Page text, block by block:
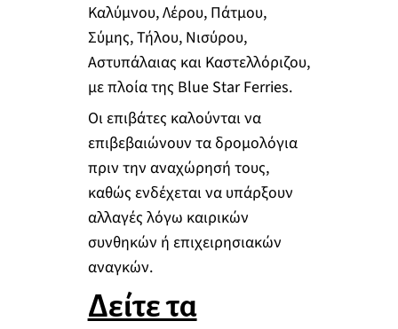
Καλύμνου, Λέρου, Πάτμου,
Σύμης, Τήλου, Νισύρου,
Αστυπάλαιας και Καστελλόριζου,
με πλοία της Blue Star Ferries.
Οι επιβάτες καλούνται να
επιβεβαιώνουν τα δρομολόγια
πριν την αναχώρησή τους,
καθώς ενδέχεται να υπάρξουν
αλλαγές λόγω καιρικών
συνθηκών ή επιχειρησιακών
αναγκών.
Δείτε τα